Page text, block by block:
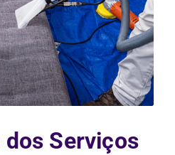
Serviços